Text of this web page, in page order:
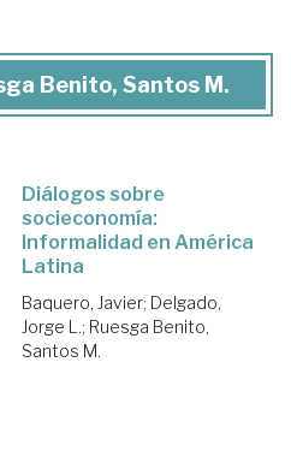
Benito, Santos M.
Diálogos sobre
socieconomía:
Informalidad en América
Latina
Baquero, Javier; Delgado,
Jorge L.; Ruesga Benito,
Santos M.